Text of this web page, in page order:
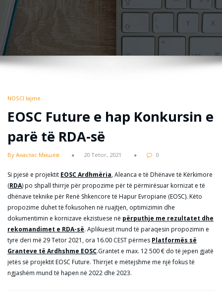
NOSCI lajme
EOSC Future e hap Konkursin e
parë të RDA-së
By Анастас Мишев 20 Tetor, 2021 0
Si pjesë e projektit EOSC Ardhmëria, Aleanca e të Dhënave të Kërkimore
(RDA) po shpall thirrje për propozime për të përmirësuar kornizat e të
dhënave teknike për Renë Shkencore të Hapur Evropiane (EOSC). Këto
propozime duhet të fokusohen në ruajtjen, optimizimin dhe
dokumentimin e kornizave ekzistuese në përputhje me rezultatet dhe
rekomandimet e RDA-së. Aplikuesit mund të paraqesin propozimin e
tyre deri më 29 Tetor 2021, ora 16.00 CEST përmes Platformës së
Granteve të Ardhshme EOSC.Grantet e max. 12 500 € do të jepen gjatë
jetës së projektit EOSC Future. Thirrjet e mëtejshme me një fokus të
ngjashëm mund të hapen në 2022 dhe 2023.